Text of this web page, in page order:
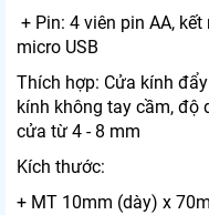
+ Pin: 4 viên pin AA,
micro USB
Thích hợp: Cửa kính
kính không tay cầm, độ
cửa từ 4 - 8 mm
Kích thước:
+ MT 10mm (dày) x